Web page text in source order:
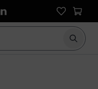
Suche